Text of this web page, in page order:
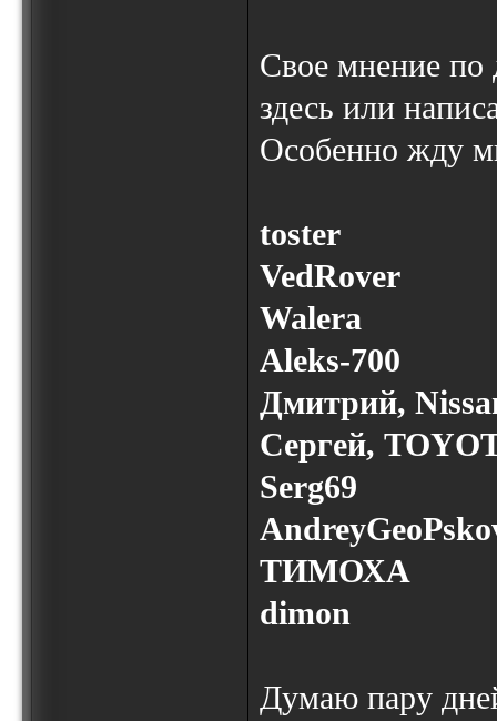
Свое мнение по
здесь или
Особенно жду
toster
VedRover
Walera
Aleks-700
Дмитрий,
Сергей,
Serg69
ТИМОХА
dimon
Думаю пару